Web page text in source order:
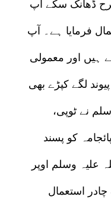
ڈھانک سکے آپ
فرمایا ہے۔ آپ
ہیں اور معمولی
لگے کپڑے بھی
نے ٹوپی،
کو پسند
علیہ وسلم اوپر
استعمال